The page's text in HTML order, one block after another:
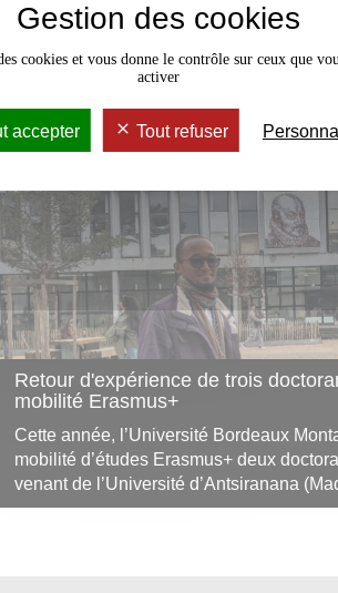
4 - Conseils et astuces
5 - L’aide au logement
6 - Au moment de
Retour d'expérience de trois
mobilité Erasmus+
Cette année, l’Université Bordeaux
mobilité d’études Erasmus+ deux
venant de l’Université d’Antsiranana
Gestion des cookies
cookies et vous donne le contrôle sur ceux que
activer
accepter Tout refuser